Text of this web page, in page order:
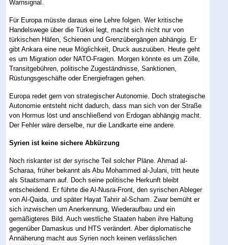
Warnsignal.
Für Europa müsste daraus eine Lehre folgen. Wer kritische
Handelswege über die Türkei legt, macht sich nicht nur von
türkischen Häfen, Schienen und Grenzübergängen abhängig. Er
gibt Ankara eine neue Möglichkeit, Druck auszuüben. Heute geht
es um Migration oder NATO-Fragen. Morgen könnte es um Zölle,
Transitgebühren, politische Zugeständnisse, Sanktionen,
Rüstungsgeschäfte oder Energiefragen gehen.
Europa redet gern von strategischer Autonomie. Doch strategische
Autonomie entsteht nicht dadurch, dass man sich von der Straße
von Hormus löst und anschließend von Erdogan abhängig macht.
Der Fehler wäre derselbe, nur die Landkarte eine andere.
Syrien ist keine sichere Abkürzung
Noch riskanter ist der syrische Teil solcher Pläne. Ahmad al-
Scharaa, früher bekannt als Abu Mohammed al-Julani, tritt heute
als Staatsmann auf. Doch seine politische Herkunft bleibt
entscheidend. Er führte die Al-Nusra-Front, den syrischen Ableger
von Al-Qaida, und später Hayat Tahrir al-Scham. Zwar bemüht er
sich inzwischen um Anerkennung, Wiederaufbau und ein
gemäßigteres Bild. Auch westliche Staaten haben ihre Haltung
gegenüber Damaskus und HTS verändert. Aber diplomatische
Annäherung macht aus Syrien noch keinen verlässlichen